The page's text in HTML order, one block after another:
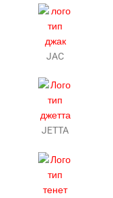
JAC
JETTA